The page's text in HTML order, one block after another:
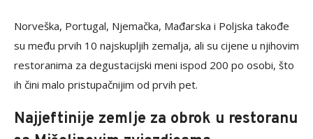
Norveška, Portugal, Njemačka, Mađarska i Poljska takođe
su među prvih 10 najskupljih zemalja, ali su cijene u njihovim
restoranima za degustacijski meni ispod 200 po osobi, što
ih čini malo pristupačnijim od prvih pet.
Najjeftinije zemlje za obrok u restoranu